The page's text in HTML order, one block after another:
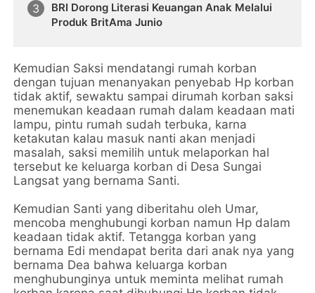
BRI Dorong Literasi Keuangan Anak Melalui
Produk BritAma Junio
Kemudian Saksi mendatangi rumah korban
dengan tujuan menanyakan penyebab Hp korban
tidak aktif, sewaktu sampai dirumah korban saksi
menemukan keadaan rumah dalam keadaan mati
lampu, pintu rumah sudah terbuka, karna
ketakutan kalau masuk nanti akan menjadi
masalah, saksi memilih untuk melaporkan hal
tersebut ke keluarga korban di Desa Sungai
Langsat yang bernama Santi.
Kemudian Santi yang diberitahu oleh Umar,
mencoba menghubungi korban namun Hp dalam
keadaan tidak aktif. Tetangga korban yang
bernama Edi mendapat berita dari anak nya yang
bernama Dea bahwa keluarga korban
menghubunginya untuk meminta melihat rumah